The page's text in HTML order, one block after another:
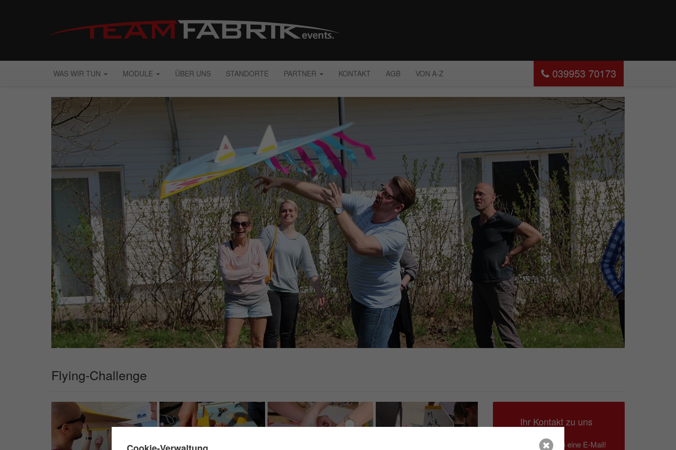
WAS WIR TUN MODULE ÜBER UNS STANDORTE PARTNER KONTAKT AGB VON A-Z 039953 70173
Flying-Challenge
Ihr Kontakt zu uns
Schreiben Sie eine E-Mail!